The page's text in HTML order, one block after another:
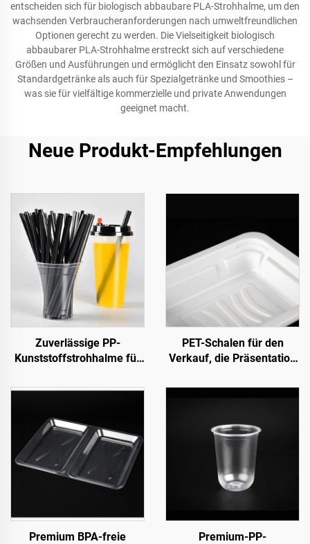
entscheiden sich für biologisch abbaubare PLA-Strohhalme, um den
wachsenden Verbraucheranforderungen nach umweltfreundlichen
Optionen gerecht zu werden. Die Vielseitigkeit biologisch
abbaubarer PLA-Strohhalme erstreckt sich auf verschiedene
Größen und Ausführungen und ermöglicht den Einsatz sowohl für
Standardgetränke als auch für Spezialgetränke und Smoothies –
was sie für vielfältige kommerzielle und private Anwendungen
geeignet macht.
Neue Produkt-Empfehlungen
Zuverlässige PP-
Kunststoffstrohhalme für
PET-Schalen für den
Verkauf, die Präsentation
Frischeprodukten
Premium BPA-freie
Premium-PP-